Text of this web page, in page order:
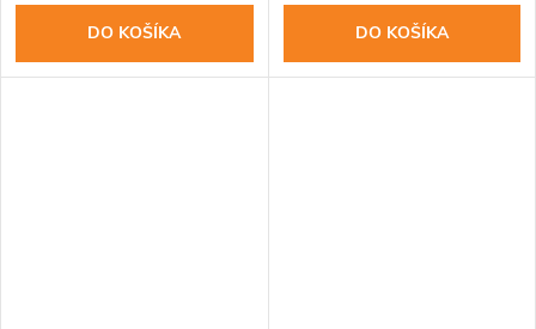
DO KOŠÍKA DO KOŠÍKA